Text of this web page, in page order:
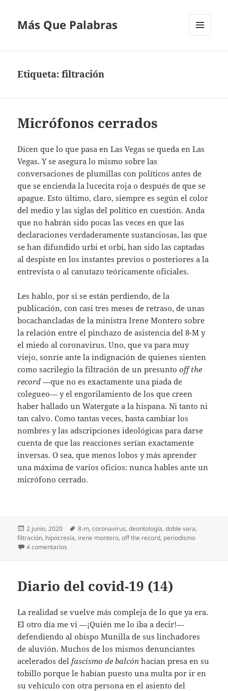
Más Que Palabras
Etiqueta:filtración
Micrófonos cerrados
Dicen que lo que pasa en Las Vegas se queda en Las
Vegas. Y se asegura lo mismo sobre las
conversaciones de plumillas con políticos antes de
que se encienda la lucecita roja o después de que se
apague. Esto último, claro, siempre es según el color
del medio y las siglas del político en cuestión. Anda
que no habrán sido pocas las veces en que las
declaraciones verdaderamente sustanciosas, las que
se han difundido urbi et orbi, han sido las captadas
al despiste en los instantes previos o posteriores a la
entrevista o al canutazo teóricamente oficiales.
Les hablo, por si se están perdiendo, de la
publicación, con casi tres meses de retraso, de unas
bocachancladas de la ministra Irene Montero sobre
la relación entre el pinchazo de asistencia del 8-M y
el miedo al coronavirus. Uno, que va para muy
viejo, sonríe ante la indignación de quienes sienten
como sacrilegio la filtración de un presuntooff the
record —que no es exactamente una piada de
colegueo— y el engorilamiento de los que creen
haber hallado un Watergate a la hispana. Ni tanto ni
tan calvo. Como tantas veces, basta cambiar los
nombres y las adscripciones ideológicas para darse
cuenta de que las reacciones serían exactamente
inversas. O sea, que menos lobos y más aprender
una máxima de varios oficios: nunca hables ante un
micrófono cerrado.
Publicado
el
2 junio, 2020 Etiquetas
8-m,coronavirus,deontología,doble vara,
filtración, hipocresía, irene montero,off the record, periodismo
4 comentarios
Diario del covid-19 (14)
La realidad se vuelve más compleja de lo que ya era.
El otro día me vi —¡Quién me lo iba a decir!—
defendiendo al obispo Munilla de sus linchadores
de aluvión. Muchos de los mismos denunciantes
acelerados del fascismo de balcón hacían presa en su
tobillo porque le habían puesto una multa por ir en
su vehículo con otra persona en el asiento del